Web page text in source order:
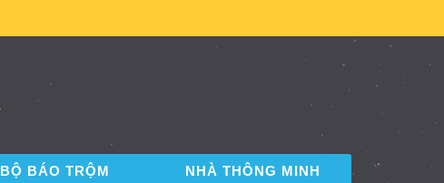
BỘ BÁO TRỘM NHÀ THÔNG MINH